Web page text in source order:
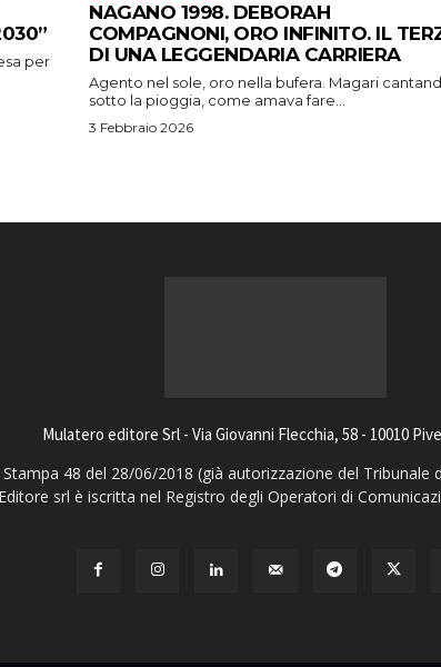
per
NAGANO 1998. DEBORAH
COMPAGNONI, ORO INFINITO. IL
DI UNA LEGGENDARIA CARRIERA
Agento nel sole, oro nella bufera. Magari
sotto la pioggia, come amava fare...
3 Febbraio 2026
Mulatero editore Srl - Via Giovanni Flecchia, 58 - 10010
48 del 28/06/2018 (già autorizzazione del Tribunale
srl è iscritta nel Registro degli Operatori di